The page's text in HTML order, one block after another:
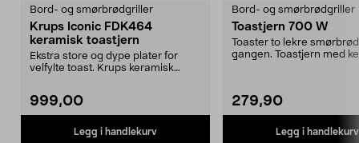
Bord- og smørbrødgriller
Krups Iconic FDK464
keramisk toastjern
Ekstra store og dype plater for
velfylte toast. Krups keramisk
999,00
Legg i handlekurv
Bord- og smørbrødgriller
Toastjern 700 W
Toaster to lekre
gangen. Toastjern med
279,90
Legg i handlekurv